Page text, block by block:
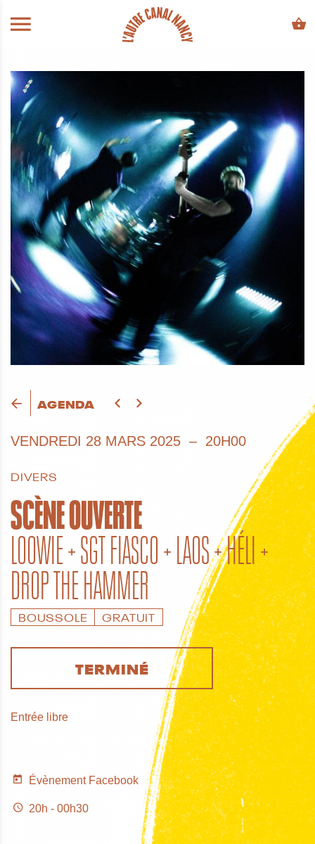
ALLER AU CONTENU PRINCIPAL
AGENDA
VENDREDI 28 MARS 2025 20H00
DIVERS
SCÈNE OUVERTE
LOOWIE + SGT FIASCO + LAOS + HÉLI +
DROP THE HAMMER
BOUSSOLE GRATUIT
TERMINÉ
Entrée libre
Évènement Facebook
20h - 00h30